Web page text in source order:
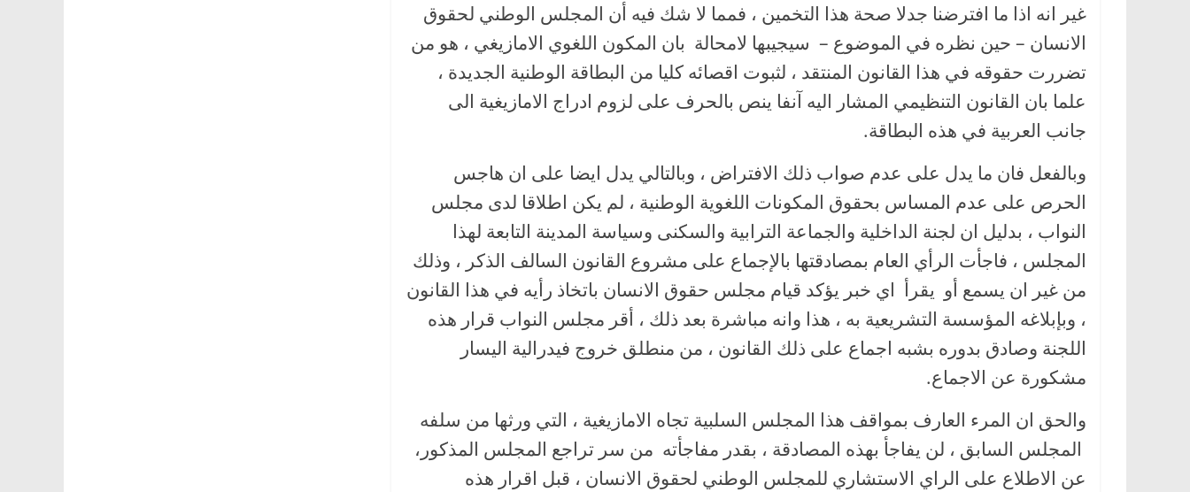
غير انه اذا ما افترضنا جدلا صحة هذا التخمين ، فمما لا شك فيه أن المجلس الوطني لحقوق
الانسان – حين نظره في الموضوع – سيجيبها لامحالة بان المكون اللغوي الامازيغي ، هو من
تضررت حقوقه في هذا القانون المنتقد ، لثبوت اقصائه كليا من البطاقة الوطنية الجديدة ،
علما بان القانون التنظيمي المشار اليه آنفا ينص بالحرف على لزوم ادراج الامازيغية الى
جانب العربية في هذه البطاقة.
وبالفعل فان ما يدل على عدم صواب ذلك الافتراض ، وبالتالي يدل ايضا على ان هاجس
الحرص على عدم المساس بحقوق المكونات اللغوية الوطنية ، لم يكن اطلاقا لدى مجلس
النواب ، بدليل ان لجنة الداخلية والجماعة الترابية والسكنى وسياسة المدينة التابعة لهذا
المجلس ، فاجأت الرأي العام بمصادقتها بالإجماع على مشروع القانون السالف الذكر ، وذلك
من غير ان يسمع أو يقرأ اي خبر يؤكد قيام مجلس حقوق الانسان باتخاذ رأيه في هذا القانون
، وبإبلاغه المؤسسة التشريعية به ، هذا وانه مباشرة بعد ذلك ، أقر مجلس النواب قرار هذه
اللجنة وصادق بدوره بشبه اجماع على ذلك القانون ، من منطلق خروج فيدرالية اليسار
مشكورة عن الاجماع.
والحق ان المرء العارف بمواقف هذا المجلس السلبية تجاه الامازيغية ، التي ورثها من سلفه
المجلس السابق ، لن يفاجأ بهذه المصادقة ، بقدر مفاجأته من سر تراجع المجلس المذكور،
عن الاطلاع على الراي الاستشاري للمجلس الوطني لحقوق الانسان ، قبل اقرار هذه